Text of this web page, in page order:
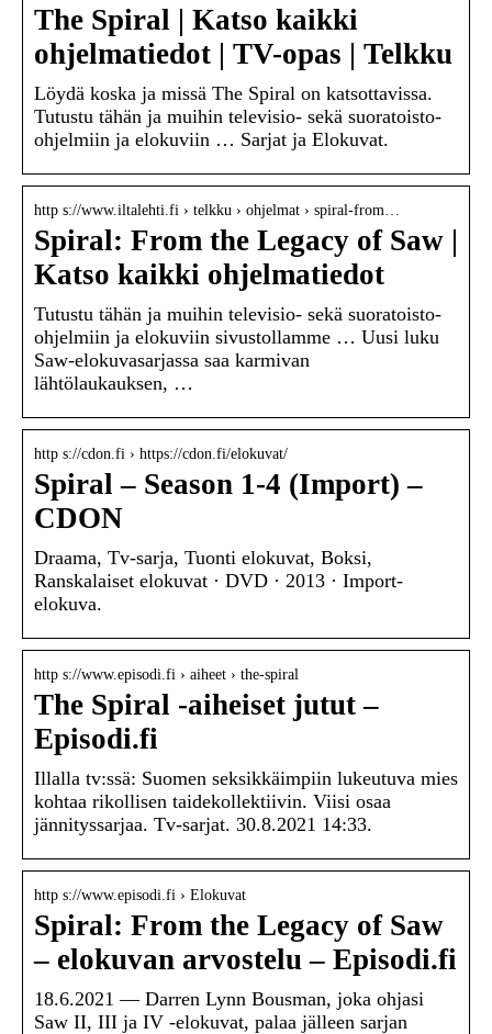
The Spiral | Katso kaikki
ohjelmatiedot | TV-opas | Telkku
Löydä koska ja missä The Spiral on katsottavissa.
Tutustu tähän ja muihin televisio- sekä suoratoisto-
ohjelmiin ja elokuviin … Sarjat ja Elokuvat.
http s://www.iltalehti.fi › telkku › ohjelmat › spiral-from…
Spiral: From the Legacy of Saw |
Katso kaikki ohjelmatiedot
Tutustu tähän ja muihin televisio- sekä suoratoisto-
ohjelmiin ja elokuviin sivustollamme … Uusi luku
Saw-elokuvasarjassa saa karmivan
lähtölaukauksen, …
http s://cdon.fi › https://cdon.fi/elokuvat/
Spiral – Season 1-4 (Import) –
CDON
Draama, Tv-sarja, Tuonti elokuvat, Boksi,
Ranskalaiset elokuvat · DVD · 2013 · Import-
elokuva.
http s://www.episodi.fi › aiheet › the-spiral
The Spiral -aiheiset jutut –
Episodi.fi
Illalla tv:ssä: Suomen seksikkäimpiin lukeutuva mies
kohtaa rikollisen taidekollektiivin. Viisi osaa
jännityssarjaa. Tv-sarjat. 30.8.2021 14:33.
http s://www.episodi.fi › Elokuvat
Spiral: From the Legacy of Saw
– elokuvan arvostelu – Episodi.fi
18.6.2021 — Darren Lynn Bousman, joka ohjasi
Saw II, III ja IV -elokuvat, palaa jälleen sarjan